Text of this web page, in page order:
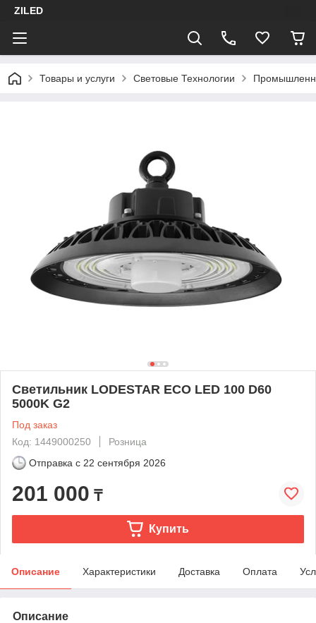
ZILED
Товары и услуги Световые Технологии
Светильник LODESTAR ECO LED 100 D60
5000K G2
Под заказ
Код: 1449000250
Розница
Отправка с 22 сентября 2026
201 000 ₸
Купить
Описание Характеристики Доставка Оплата
Описание